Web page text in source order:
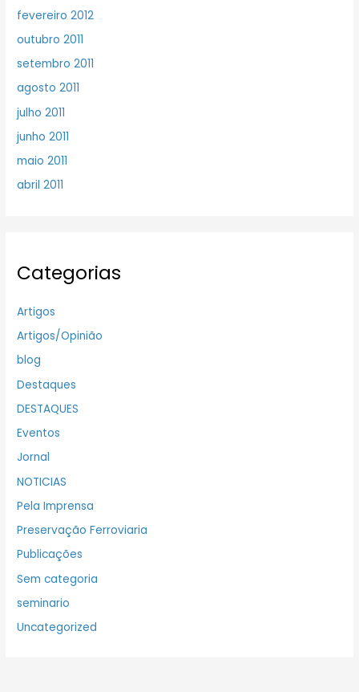
fevereiro 2012
outubro 2011
setembro 2011
agosto 2011
julho 2011
junho 2011
maio 2011
abril 2011
Categorias
Artigos
Artigos/Opinião
blog
Destaques
DESTAQUES
Eventos
Jornal
NOTICIAS
Pela Imprensa
Preservação Ferroviaria
Publicações
Sem categoria
seminario
Uncategorized